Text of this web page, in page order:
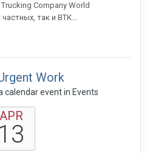
Company World
так и ВТК...
Work
calendar event in Events
APR
13